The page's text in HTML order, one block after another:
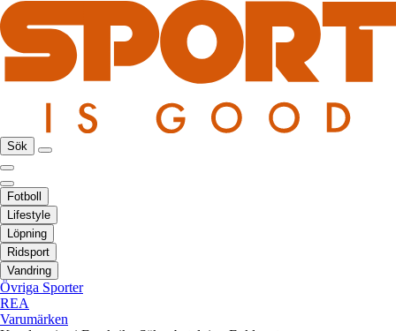
Sök
Fotboll
Lifestyle
Löpning
Ridsport
Vandring
Övriga Sporter
REA
Varumärken